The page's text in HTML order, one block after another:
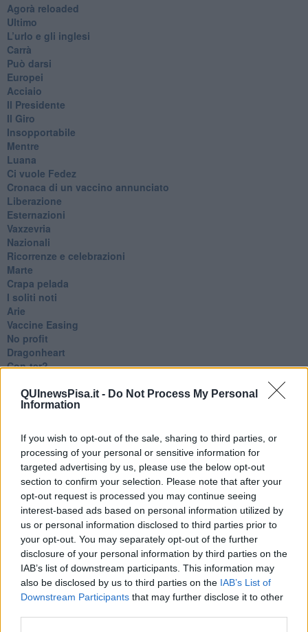
QUInewsPisa.it - Do Not Process My Personal
Information
If you wish to opt-out of the sale, sharing to third parties, or
processing of your personal or sensitive information for
targeted advertising by us, please use the below opt-out
section to confirm your selection. Please note that after your
opt-out request is processed you may continue seeing
interest-based ads based on personal information utilized by
us or personal information disclosed to third parties prior to
your opt-out. You may separately opt-out of the further
disclosure of your personal information by third parties on the
IAB’s list of downstream participants. This information may
also be disclosed by us to third parties on the IAB’s List of
Downstream Participants that may further disclose it to other
​Agorà reloaded
Ultimo
​L’urlo e gli inglesi
Carrà
Può darsi
Europei
Acciaio
Il Presidente
​Il Giro
Insopportabile
​Mentre
Luana
​Ci vuole Fedez
​Cronaca di un vaccino annunciato
​Liberazione
Esternazioni
Vaxzevria
Nazionali
​Ricorrenze e celebrazioni
Marte
​Crapa pelada
​I soliti noti
Arie
​Vaccine Easing
No profit
Dragonheart
Con-ter?
Coincidenze e crisi
L'amico
Giulio Regeni
​Il rosario
Paolo Rossi
Maradona
Cronaca
​Ancora Covid
​Biden!
In memoria
​Ancora Francesco
Rieccoci
Tenet
Francesco
Suarez